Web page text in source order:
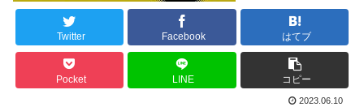
Twitter Facebook はてブ
Pocket LINE コピー
2023.06.10